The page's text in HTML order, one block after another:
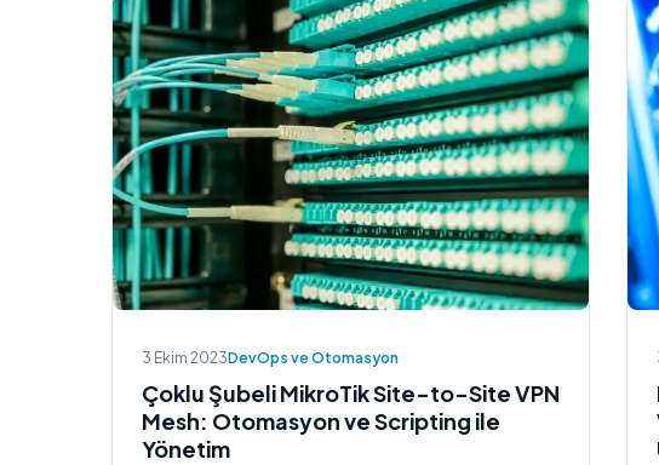
3 Ekim 2023DevOps ve Otomasyon
Çoklu Şubeli MikroTik Site-to-Site VPN
Mesh: Otomasyon ve Scripting ile
Yönetim